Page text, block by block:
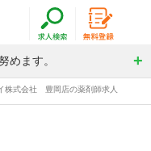
めます。
株式会社 豊岡店の薬剤師求人